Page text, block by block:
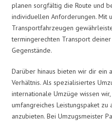
planen sorgfältig die Route und
individuellen Anforderungen. Mit
Transportfahrzeugen
termingerechten Transport
Gegenstände.
Darüber hinaus bieten wir dir ein
Verhältnis. Als spezialisiertes
internationale Umzüge wissen
umfangreiches Leistungspaket zu
anzubieten. Bei Umzugsmeister